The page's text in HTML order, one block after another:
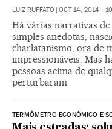
LUIZ RUFFATO | OCT 14, 2014 -
Há várias narrativas
simples anedotas,
charlatanismo, ora de
impressionáveis. Mas
pessoas acima de
perturbaram
TERMÔMETRO ECONÔMICO E